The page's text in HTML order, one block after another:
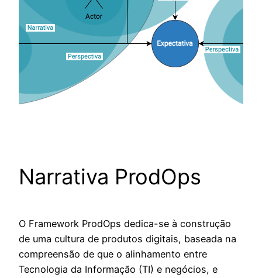
Narrativa ProdOps
O Framework ProdOps dedica-se à construção
de uma cultura de produtos digitais, baseada na
compreensão de que o alinhamento entre
Tecnologia da Informação (TI) e negócios, e